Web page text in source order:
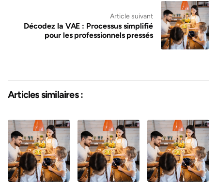
Article suivant
Décodez la VAE : Processus simplifié
pour les professionnels pressés
Articles similaires :